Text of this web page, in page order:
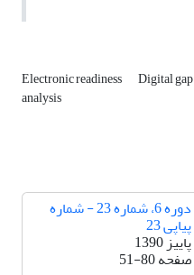
Electronic readiness Digital gap
analysis
دوره 6، شماره 23 - شماره
پیاپی 23
پاییز 1390
صفحه51-80